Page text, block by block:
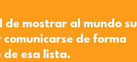
de mostrar al mundo su
de forma
de esa lista.